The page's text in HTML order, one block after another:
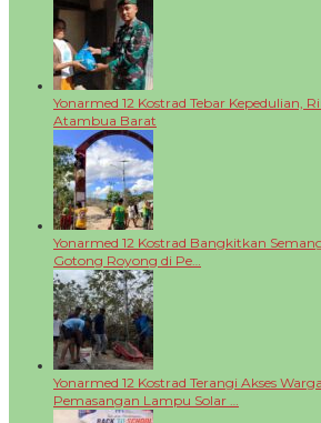
Yonarmed 12 Kostrad Tebar Kepedulian,
Atambua Barat
Yonarmed 12 Kostrad Bangkitkan
Gotong Royong di Pe…
Yonarmed 12 Kostrad Terangi Akses
Pemasangan Lampu Solar …